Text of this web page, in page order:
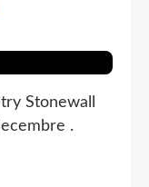
Stonewall
.